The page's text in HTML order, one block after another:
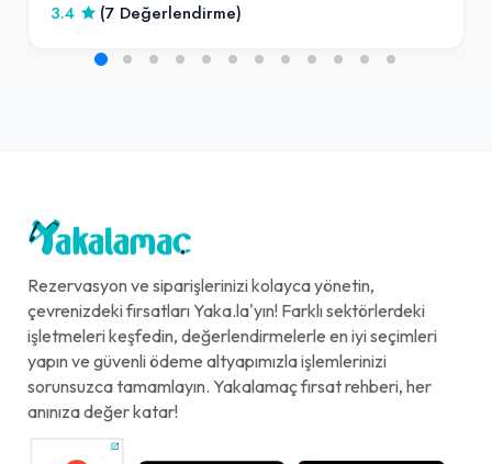
3.4
(7 Değerlendirme)
Rezervasyon ve siparişlerinizi kolayca yönetin,
çevrenizdeki fırsatları Yaka.la'yın! Farklı sektörlerdeki
işletmeleri keşfedin, değerlendirmelerle en iyi seçimleri
yapın ve güvenli ödeme altyapımızla işlemlerinizi
sorunsuzca tamamlayın. Yakalamaç fırsat rehberi, her
anınıza değer katar!